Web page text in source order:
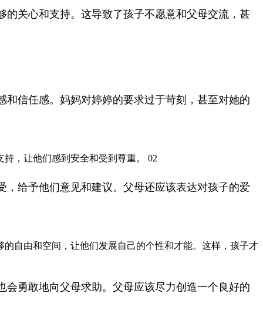
关心和支持。这导致了孩子不愿意和父母交流，甚
信任感。妈妈对婷婷的要求过于苛刻，甚至对她的
，让他们感到安全和受到尊重。 02
给予他们意见和建议。父母还应该表达对孩子的爱
自由和空间，让他们发展自己的个性和才能。这样，孩子才
勇敢地向父母求助。父母应该尽力创造一个良好的